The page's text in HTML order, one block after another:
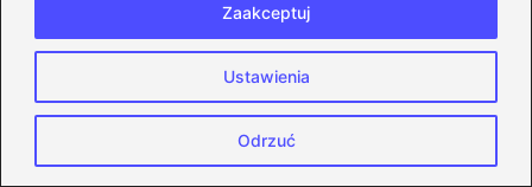
Ustawienia
Odrzuć
Zaakceptuj
Twój adres email nie zostanie opublikowany.
Wymagane pola są oznaczone*